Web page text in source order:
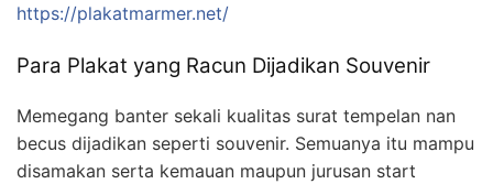
https://plakatmarmer.net/
Para Plakat yang Racun Dijadikan Souvenir
Memegang banter sekali kualitas surat tempelan nan
becus dijadikan seperti souvenir. Semuanya itu mampu
disamakan serta kemauan maupun jurusan start